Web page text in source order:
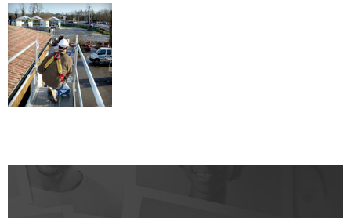
CATALOGUE DE FORMATIONS
NOS MODALITÉS D’ACCÈS